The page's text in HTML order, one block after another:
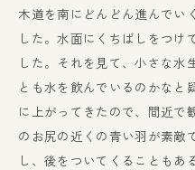
木道を南にどんどん進んでい
した。水面にくちばしをつけ
した。それを見て、小さな水
とも水を飲んでいるのかなと
に上がってきたので、間近で
のお尻の近くの青い羽が素敵
し、後をついてくることもあ